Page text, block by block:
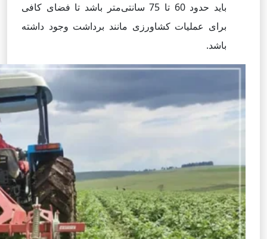
باید حدود 60 تا 75 سانتی‌متر باشد تا فضای کافی
برای عملیات کشاورزی مانند برداشت وجود داشته
باشد.